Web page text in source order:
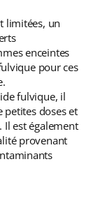
limitées, un
enceintes
pour ces
fulvique, il
petites doses et
Il est également
provenant